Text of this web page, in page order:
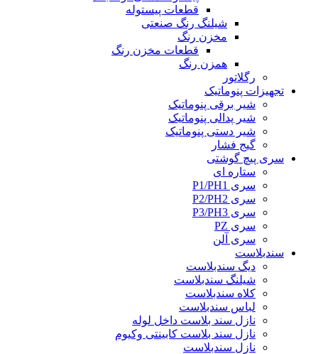
قطعات پیستوله
شیلنگ رنگ صنعتی
مخزن رنگ
قطعات مخزن رنگ
همزن رنگ
رگلاتور
تجهیزات پنوماتیک
شیر برقی پنوماتیک
شیر پدالی پنوماتیک
شیر دستی پنوماتیک
گیج فشار
سری پیچ گوشتی
ستاره ای
سری P1/PH1
سری P2/PH2
سری P3/PH3
سری PZ
سری آلن
سندبلاست
دیگ سندبلاست
شیلنگ سندبلاست
کلاه سندبلاست
لباس سندبلاست
نازل سند بلاست داخل لوله
نازل سند بلاست کابینتی وکیوم
نازل سندبلاست